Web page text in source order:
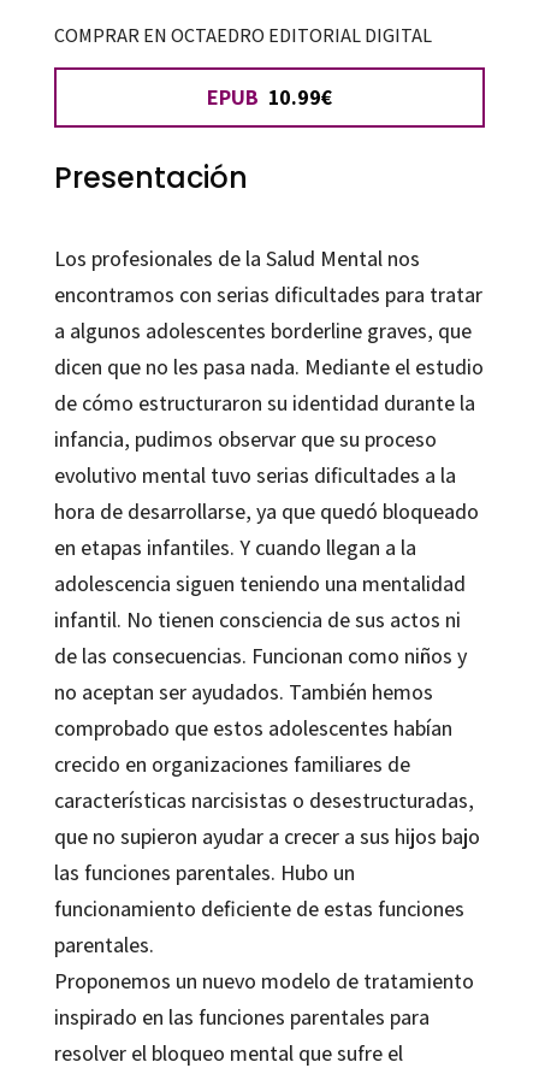
cantidad
COMPRAR EN OCTAEDRO EDITORIAL DIGITAL
EPUB 10.99€
Presentación
Los profesionales de la Salud Mental nos
encontramos con serias dificultades para tratar
a algunos adolescentes borderline graves, que
dicen que no les pasa nada. Mediante el estudio
de cómo estructuraron su identidad durante la
infancia, pudimos observar que su proceso
evolutivo mental tuvo serias dificultades a la
hora de desarrollarse, ya que quedó bloqueado
en etapas infantiles. Y cuando llegan a la
adolescencia siguen teniendo una mentalidad
infantil. No tienen consciencia de sus actos ni
de las consecuencias. Funcionan como niños y
no aceptan ser ayudados. También hemos
comprobado que estos adolescentes habían
crecido en organizaciones familiares de
características narcisistas o desestructuradas,
que no supieron ayudar a crecer a sus hijos bajo
las funciones parentales. Hubo un
funcionamiento deficiente de estas funciones
parentales.
Proponemos un nuevo modelo de tratamiento
inspirado en las funciones parentales para
resolver el bloqueo mental que sufre el